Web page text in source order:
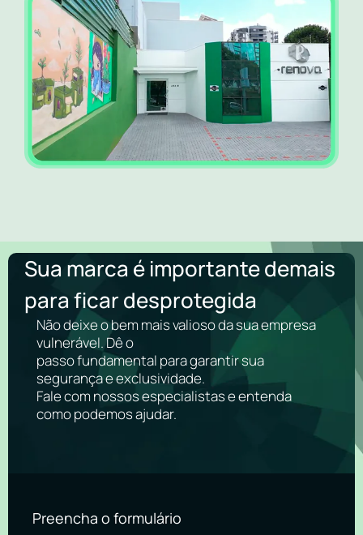
Sua marca é importante demais
para ficar desprotegida
Não deixe o bem mais valioso da sua empresa
vulnerável. Dê o
passo fundamental para garantir sua
segurança e exclusividade.
Fale com nossos especialistas e entenda
como podemos ajudar.
Preencha o formulário